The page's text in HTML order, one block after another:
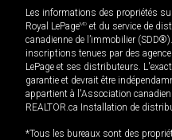
Les informations des propriétés
Royal LePageMD et du service de
canadienne de l’immobilier
inscriptions tenues par des
LePage et ses distributeurs.
garantie et devrait être
appartient à l'Association
REALTOR.ca Installation de
*Tous les bureaux sont des